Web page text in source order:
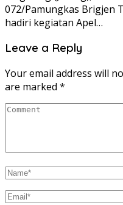
072/Pamungkas Brigjen
hadiri kegiatan Apel…
Leave a Reply
Your email address will
are marked *